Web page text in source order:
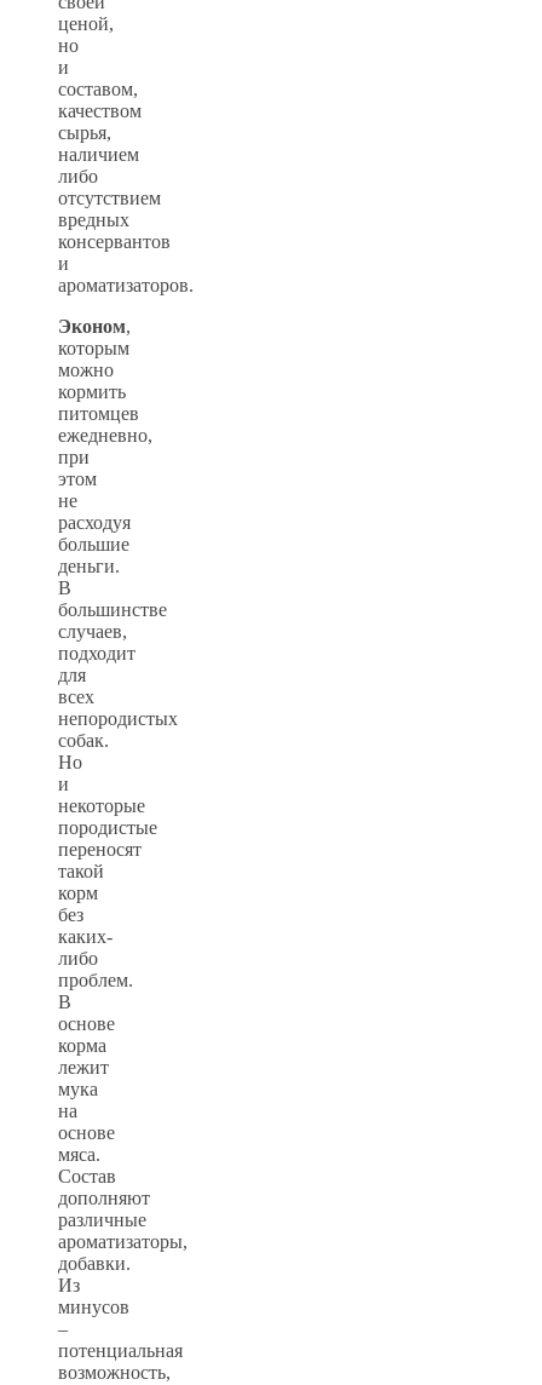
ценой,
но
и
составом,
качеством
сырья,
наличием
либо
отсутствием
вредных
консервантов
и
ароматизаторов.
Эконом,
которым
можно
кормить
питомцев
ежедневно,
при
этом
не
расходуя
большие
деньги.
В
большинстве
случаев,
подходит
для
всех
непородистых
собак.
Но
и
некоторые
породистые
переносят
такой
корм
без
каких-
либо
проблем.
В
основе
корма
лежит
мука
на
основе
мяса.
Состав
дополняют
различные
ароматизаторы,
добавки.
Из
минусов
–
потенциальная
возможность,